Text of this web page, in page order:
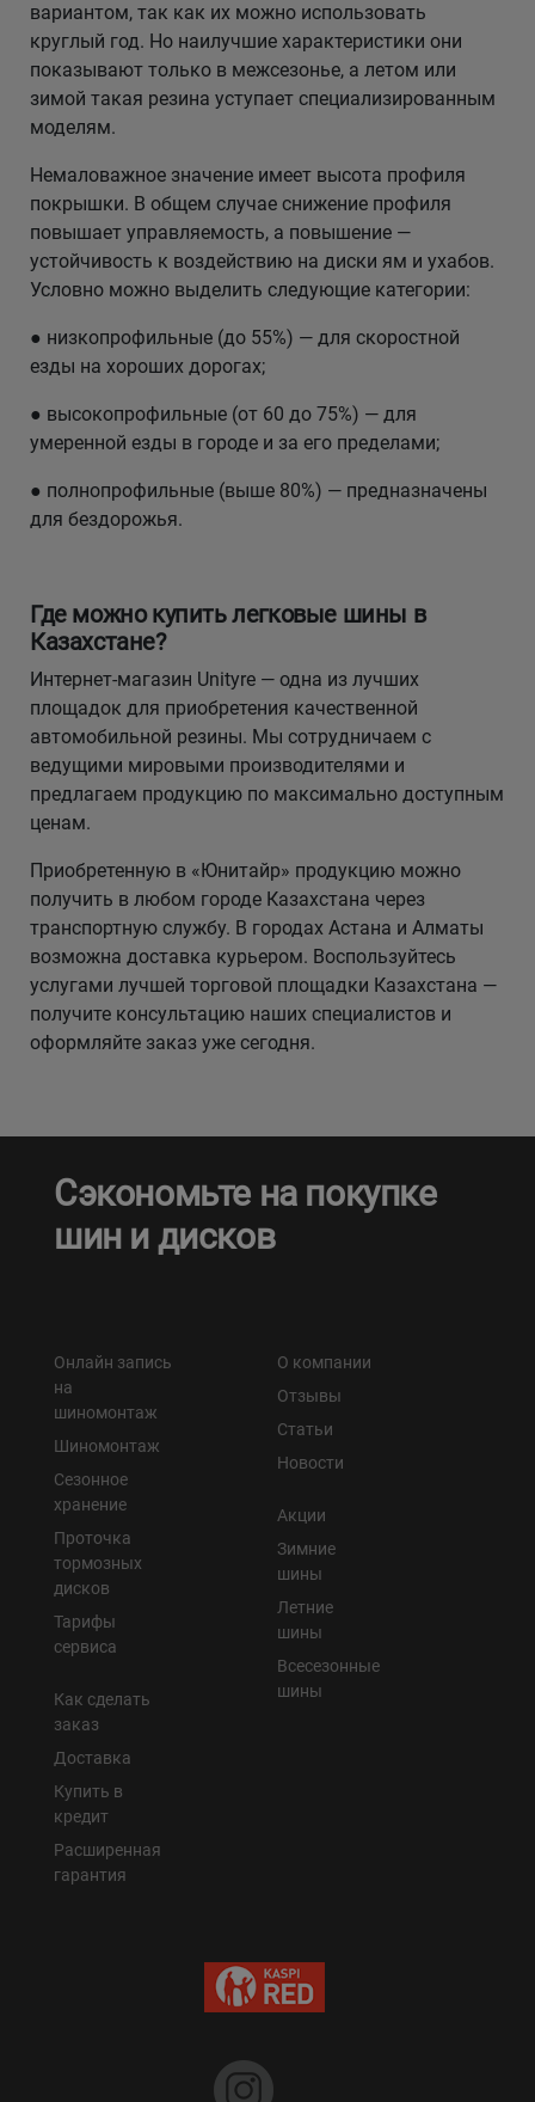
вариантом, так как их можно использовать
круглый год. Но наилучшие характеристики они
показывают только в межсезонье, а летом или
зимой такая резина уступает специализированным
моделям.
Немаловажное значение имеет высота профиля
покрышки. В общем случае снижение профиля
повышает управляемость, а повышение —
устойчивость к воздействию на диски ям и ухабов.
Условно можно выделить следующие категории:
● низкопрофильные (до 55%) — для скоростной
езды на хороших дорогах;
● высокопрофильные (от 60 до 75%) — для
умеренной езды в городе и за его пределами;
● полнопрофильные (выше 80%) — предназначены
для бездорожья.
Где можно купить легковые шины в
Казахстане?
Интернет-магазин Unityre — одна из лучших
площадок для приобретения качественной
автомобильной резины. Мы сотрудничаем с
ведущими мировыми производителями и
предлагаем продукцию по максимально доступным
ценам.
Приобретенную в «Юнитайр» продукцию можно
получить в любом городе Казахстана через
транспортную службу. В городах Астана и Алматы
возможна доставка курьером. Воспользуйтесь
услугами лучшей торговой площадки Казахстана —
получите консультацию наших специалистов и
оформляйте заказ уже сегодня.
Сэкономьте на покупке
шин и дисков
Онлайн запись
на
шиномонтаж
Шиномонтаж
Сезонное
хранение
Проточка
тормозных
дисков
Тарифы
сервиса
Как сделать
заказ
Доставка
Купить в
кредит
Расширенная
гарантия
О компании
Отзывы
Статьи
Новости
Акции
Зимние
шины
Летние
шины
Всесезонные
шины